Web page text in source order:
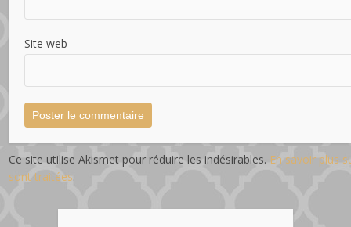
Site web
Ce site utilise Akismet pour réduire les indésirables. En savoir plus
sont traitées.